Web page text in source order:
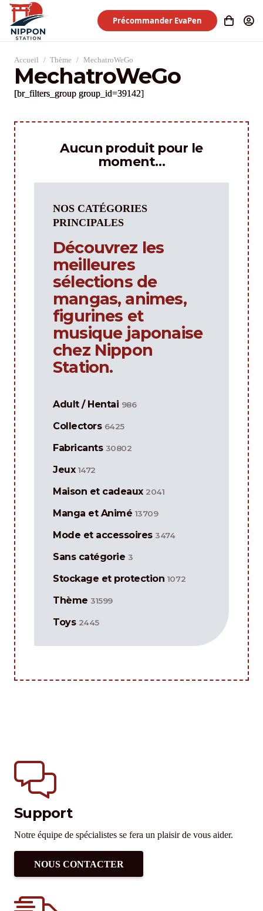
Précommander EvaPen
Accueil / Thème / MechatroWeGo
MechatroWeGo
[br_filters_group group_id=39142]
Aucun produit pour le
moment…
NOS CATÉGORIES
PRINCIPALES
Découvrez les
meilleures
sélections de
mangas, animes,
figurines et
musique japonaise
chez Nippon
Station.
Adult / Hentai 986
Collectors 6425
Fabricants 30802
Jeux 1472
Maison et cadeaux 2041
Manga et Animé 13709
Mode et accessoires 3474
Sans catégorie 3
Stockage et protection 1072
Thème 31599
Toys 2445
Support
Notre équipe de spécialistes se fera un plaisir de vous aider.
NOUS CONTACTER